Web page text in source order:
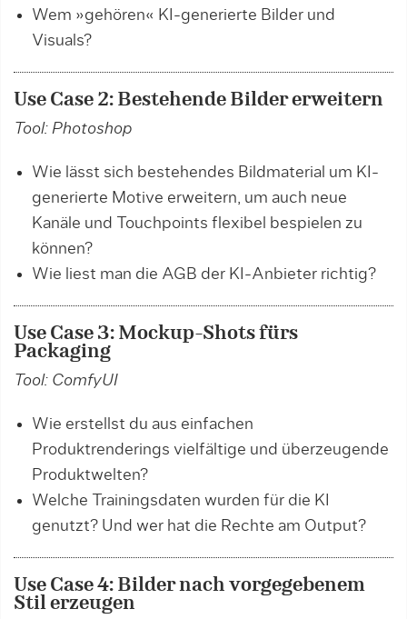
Wem »gehören« KI-generierte Bilder und
Visuals?
Use Case 2: Bestehende Bilder erweitern
Tool: Photoshop
Wie lässt sich bestehendes Bildmaterial um KI-
generierte Motive erweitern, um auch neue
Kanäle und Touchpoints flexibel bespielen zu
können?
Wie liest man die AGB der KI-Anbieter richtig?
Use Case 3: Mockup-Shots fürs
Packaging
Tool: ComfyUI
Wie erstellst du aus einfachen
Produktrenderings vielfältige und überzeugende
Produktwelten?
Welche Trainingsdaten wurden für die KI
genutzt? Und wer hat die Rechte am Output?
Use Case 4: Bilder nach vorgegebenem
Stil erzeugen